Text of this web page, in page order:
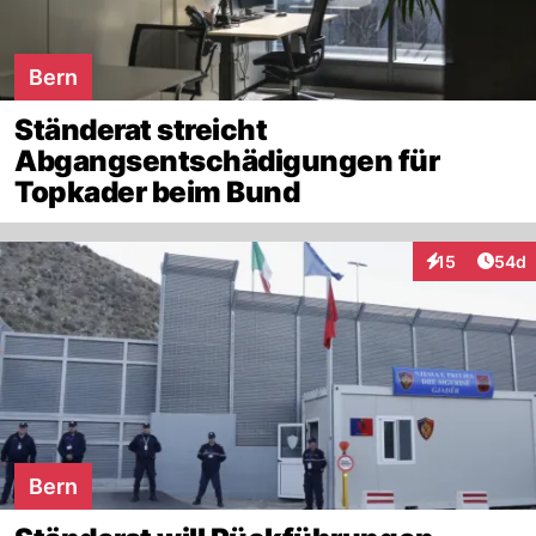
Bern
Ständerat streicht
Abgangsentschädigungen für
Topkader beim Bund
15
Interaktionen
54d
Bern